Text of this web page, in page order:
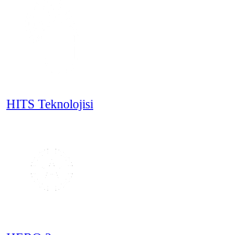
HITS Teknolojisi